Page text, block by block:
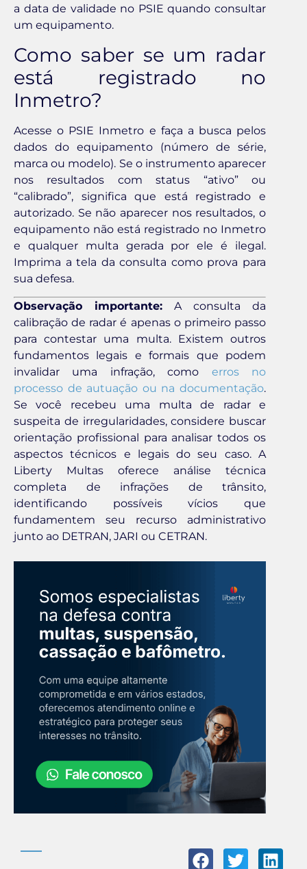
a data de validade no PSIE quando consultar
um equipamento.
Como saber se um radar
está registrado no
Inmetro?
Acesse o PSIE Inmetro e faça a busca pelos
dados do equipamento (número de série,
marca ou modelo). Se o instrumento aparecer
nos resultados com status “ativo” ou
“calibrado”, significa que está registrado e
autorizado. Se não aparecer nos resultados, o
equipamento não está registrado no Inmetro
e qualquer multa gerada por ele é ilegal.
Imprima a tela da consulta como prova para
sua defesa.
Observação importante: A consulta da
calibração de radar é apenas o primeiro passo
para contestar uma multa. Existem outros
fundamentos legais e formais que podem
invalidar uma infração, como erros no
processo de autuação ou na documentação.
Se você recebeu uma multa de radar e
suspeita de irregularidades, considere buscar
orientação profissional para analisar todos os
aspectos técnicos e legais do seu caso. A
Liberty Multas oferece análise técnica
completa de infrações de trânsito,
identificando possíveis vícios que
fundamentem seu recurso administrativo
junto ao DETRAN, JARI ou CETRAN.